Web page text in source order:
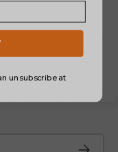
sobre
Suscribir